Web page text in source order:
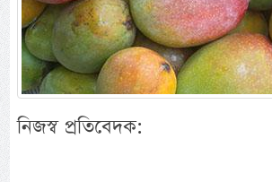
নিজস্ব প্রতিবেদক: